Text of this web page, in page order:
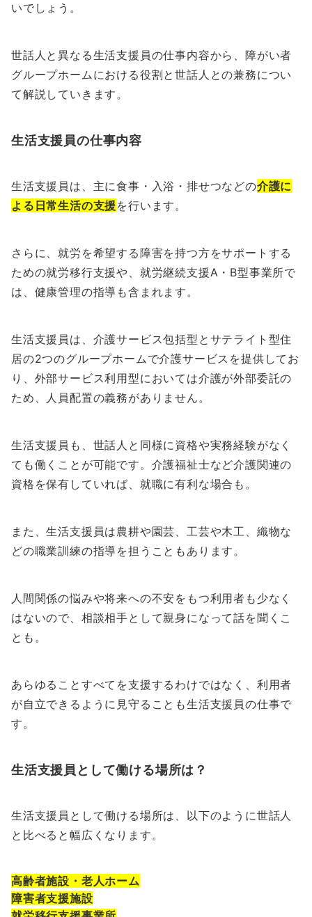
いでしょう。
世話人と異なる生活支援員の仕事内容から、障がい者
グループホームにおける役割と世話人との兼務につい
て解説していきます。
生活支援員の仕事内容
生活支援員は、主に食事・入浴・排せつなどの介護に
よる日常生活の支援を行います。
さらに、就労を希望する障害を持つ方をサポートする
ための就労移行支援や、就労継続支援A・B型事業所で
は、健康管理の指導も含まれます。
生活支援員は、介護サービス包括型とサテライト型住
居の2つのグループホームで介護サービスを提供してお
り、外部サービス利用型においては介護が外部委託の
ため、人員配置の義務がありません。
生活支援員も、世話人と同様に資格や実務経験がなく
ても働くことが可能です。介護福祉士など介護関連の
資格を保有していれば、就職に有利な場合も。
また、生活支援員は農耕や園芸、工芸や木工、織物な
どの職業訓練の指導を担うこともあります。
人間関係の悩みや将来への不安をもつ利用者も少なく
はないので、相談相手として親身になって話を聞くこ
とも。
あらゆることすべてを支援するわけではなく、利用者
が自立できるように見守ることも生活支援員の仕事で
す。
生活支援員として働ける場所は？
生活支援員として働ける場所は、以下のように世話人
と比べると幅広くなります。
高齢者施設・老人ホーム
障害者支援施設